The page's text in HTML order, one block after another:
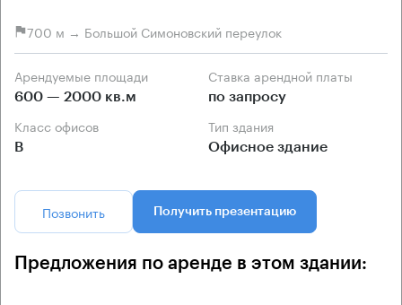
700 м → Большой Симоновский переулок
Арендуемые площади
600 — 2000 кв.м
Ставка арендной платы
по запросу
Класс офисов
B
Тип здания
Офисное здание
Позвонить Получить презентацию
Предложения по аренде в этом здании: